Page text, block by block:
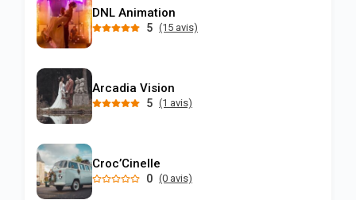
DNL Animation
5 (15 avis)
Arcadia Vision
5 (1 avis)
Croc’Cinelle
0 (0 avis)